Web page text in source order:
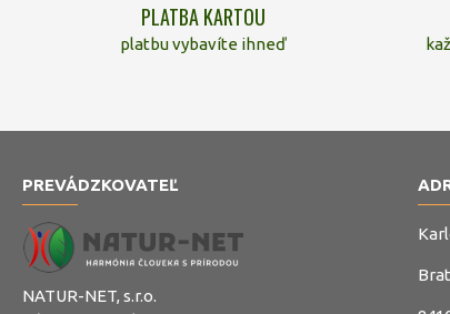
PLATBA KARTOU
platbu vybavíte ihneď
PREVÁDZKOVATEĽ
NATUR-NET, s.r.o.